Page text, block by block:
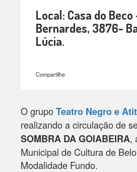
Local: Casa do
Bernardes, 3876-
Lúcia.
Compartilhe
O grupoTeatro Negro e
realizando a circulação de
SOMBRA DA GOIABEIRA,
Municipal de Cultura de
Modalidade Fundo.